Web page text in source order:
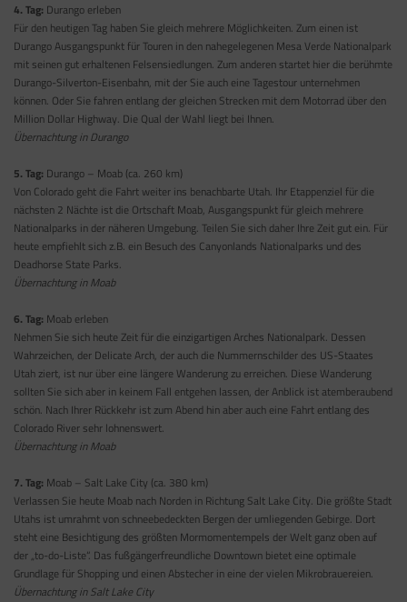
4. Tag: Durango erleben
Für den heutigen Tag haben Sie gleich mehrere Möglichkeiten. Zum einen ist
Durango Ausgangspunkt für Touren in den nahegelegenen Mesa Verde Nationalpark
mit seinen gut erhaltenen Felsensiedlungen. Zum anderen startet hier die berühmte
Durango-Silverton-Eisenbahn, mit der Sie auch eine Tagestour unternehmen
können. Oder Sie fahren entlang der gleichen Strecken mit dem Motorrad über den
Million Dollar Highway. Die Qual der Wahl liegt bei Ihnen.
Übernachtung in Durango
5. Tag: Durango – Moab (ca. 260 km)
Von Colorado geht die Fahrt weiter ins benachbarte Utah. Ihr Etappenziel für die
nächsten 2 Nächte ist die Ortschaft Moab, Ausgangspunkt für gleich mehrere
Nationalparks in der näheren Umgebung. Teilen Sie sich daher Ihre Zeit gut ein. Für
heute empfiehlt sich z.B. ein Besuch des Canyonlands Nationalparks und des
Deadhorse State Parks.
Übernachtung in Moab
6. Tag: Moab erleben
Nehmen Sie sich heute Zeit für die einzigartigen Arches Nationalpark. Dessen
Wahrzeichen, der Delicate Arch, der auch die Nummernschilder des US-Staates
Utah ziert, ist nur über eine längere Wanderung zu erreichen. Diese Wanderung
sollten Sie sich aber in keinem Fall entgehen lassen, der Anblick ist atemberaubend
schön. Nach Ihrer Rückkehr ist zum Abend hin aber auch eine Fahrt entlang des
Colorado River sehr lohnenswert.
Übernachtung in Moab
7. Tag: Moab – Salt Lake City (ca. 380 km)
Verlassen Sie heute Moab nach Norden in Richtung Salt Lake City. Die größte Stadt
Utahs ist umrahmt von schneebedeckten Bergen der umliegenden Gebirge. Dort
steht eine Besichtigung des größten Mormomentempels der Welt ganz oben auf
der „to-do-Liste“. Das fußgängerfreundliche Downtown bietet eine optimale
Grundlage für Shopping und einen Abstecher in eine der vielen Mikrobrauereien.
Übernachtung in Salt Lake City